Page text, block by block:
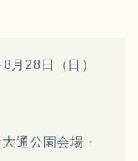
月28日（日）
通公園会場・